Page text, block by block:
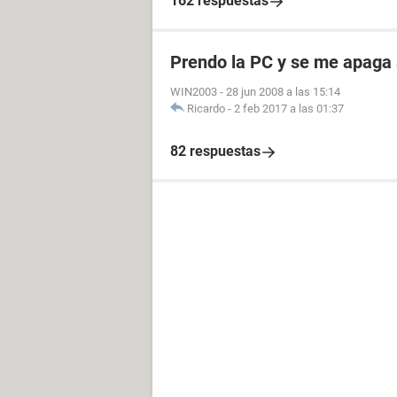
Prendo la PC y se me apaga
WIN2003 - 28 jun 2008 a las 15:14
Ricardo - 2 feb 2017 a las 01:37
82 respuestas